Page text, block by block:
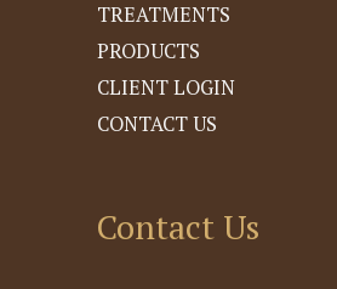
TREATMENTS
PRODUCTS
CLIENT LOGIN
CONTACT US
Contact Us